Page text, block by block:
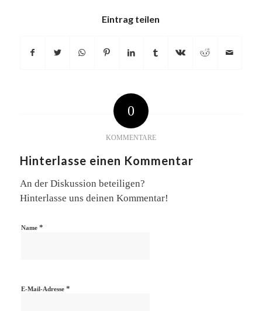
Eintrag teilen
0
KOMMENTARE
Hinterlasse einen Kommentar
An der Diskussion beteiligen?
Hinterlasse uns deinen Kommentar!
Name *
E-Mail-Adresse *